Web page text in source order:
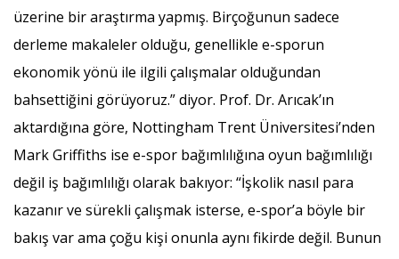
üzerine bir araştırma yapmış. Birçoğunun sadece
derleme makaleler olduğu, genellikle e-sporun
ekonomik yönü ile ilgili çalışmalar olduğundan
bahsettiğini görüyoruz.” diyor. Prof. Dr. Arıcak’ın
aktardığına göre, Nottingham Trent Üniversitesi’nden
Mark Griffiths ise e-spor bağımlılığına oyun bağımlılığı
değil iş bağımlılığı olarak bakıyor: “İşkolik nasıl para
kazanır ve sürekli çalışmak isterse, e-spor’a böyle bir
bakış var ama çoğu kişi onunla aynı fikirde değil. Bunun